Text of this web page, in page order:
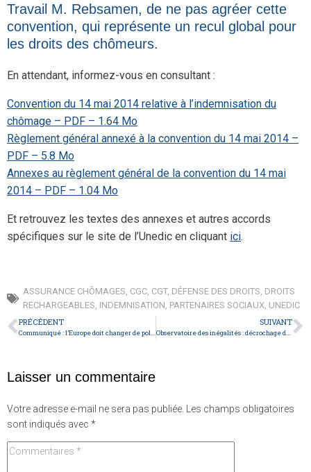
Travail M. Rebsamen, de ne pas agréer cette
convention, qui représente un recul global pour
les droits des chômeurs.
En attendant, informez-vous en consultant :
Convention du 14 mai 2014 relative à l’indemnisation du
chômage – PDF – 1.64 Mo
Règlement général annexé à la convention du 14 mai 2014 –
PDF – 5.8 Mo
Annexes au règlement général de la convention du 14 mai
2014 – PDF – 1.04 Mo
Et retrouvez les textes des annexes et autres accords
spécifiques sur le site de l’Unedic en cliquant ici.
ASSURANCE CHÔMAGES CGC CGT, DÉFENSE DES DROITS DROITS
RECHARGEABLES INDEMNISATION PARTENAIRES SOCIAUX UNEDIC
PRÉCÉDENT
Communiqué : l’Europe doit changer de politique!
SUIVANT
Observatoire des inégalités : décrochage de la France populaire
Laisser un commentaire
Votre adresse e-mail ne sera pas publiée.
Les champs obligatoires
sont indiqués avec *